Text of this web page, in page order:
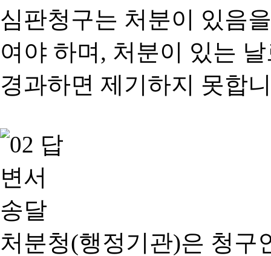
심판청구는 처분이 있음
여야 하며, 처분이 있는
경과하면 제기하지 못합
처분청(행정기관)은 청구